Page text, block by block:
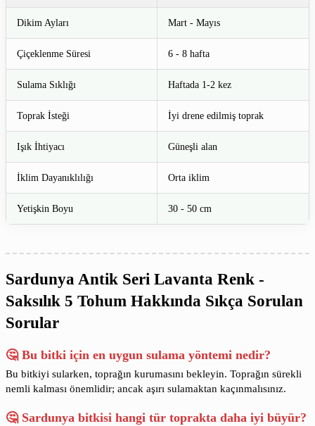
Dikim Ayları Mart - Mayıs
Çiçeklenme Süresi 6 - 8 hafta
Sulama Sıklığı Haftada 1-2 kez
Toprak İsteği İyi drene edilmiş toprak
Işık İhtiyacı Güneşli alan
İklim Dayanıklılığı Orta iklim
Yetişkin Boyu 30 - 50 cm
Sardunya Antik Seri Lavanta Renk -
Saksılık 5 Tohum Hakkında Sıkça Sorulan
Sorular
🤔 Bu bitki için en uygun sulama yöntemi nedir?
Bu bitkiyi sularken, toprağın kurumasını bekleyin. Toprağın sürekli
nemli kalması önemlidir; ancak aşırı sulamaktan kaçınmalısınız.
🤔 Sardunya bitkisi hangi tür toprakta daha iyi büyür?